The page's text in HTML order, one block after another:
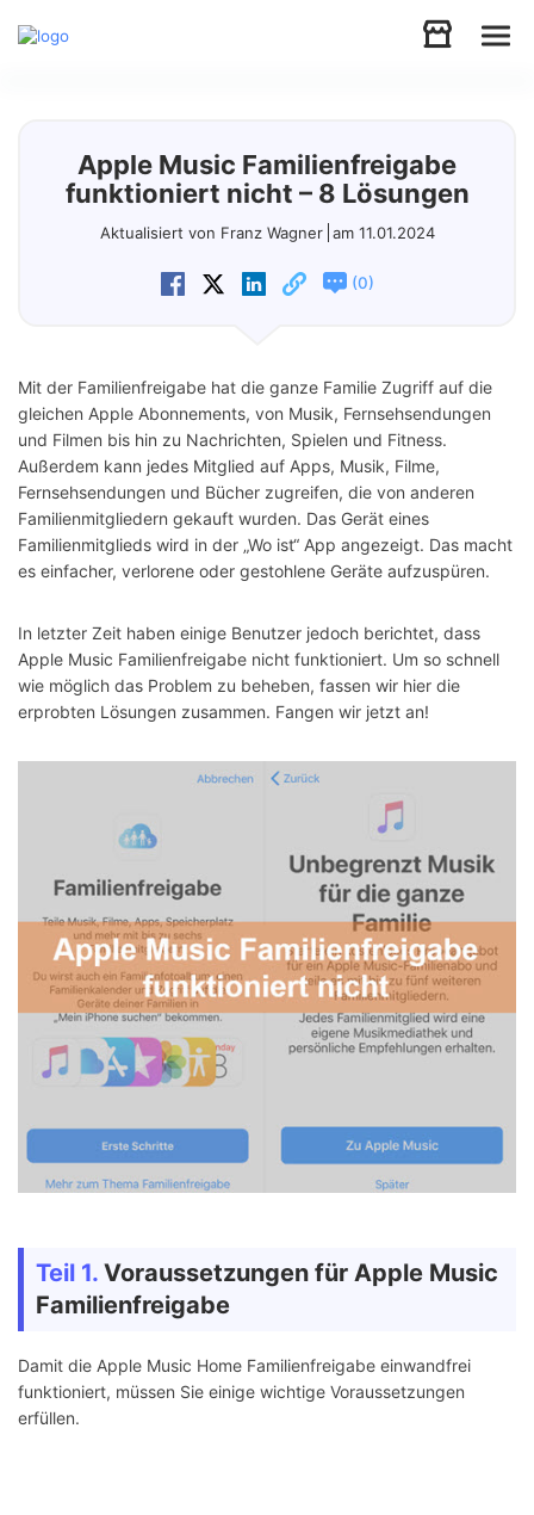
Video
Store
Apple Music Familienfreigabe
funktioniert nicht – 8 Lösungen
Aktualisiert von Franz Wagner am 11.01.2024
(0)
Mit der Familienfreigabe hat die ganze Familie Zugriff auf die
gleichen Apple Abonnements, von Musik, Fernsehsendungen
und Filmen bis hin zu Nachrichten, Spielen und Fitness.
Außerdem kann jedes Mitglied auf Apps, Musik, Filme,
Fernsehsendungen und Bücher zugreifen, die von anderen
Familienmitgliedern gekauft wurden. Das Gerät eines
Familienmitglieds wird in der „Wo ist“ App angezeigt. Das macht
es einfacher, verlorene oder gestohlene Geräte aufzuspüren.
In letzter Zeit haben einige Benutzer jedoch berichtet, dass
Apple Music Familienfreigabe nicht funktioniert. Um so schnell
wie möglich das Problem zu beheben, fassen wir hier die
erprobten Lösungen zusammen. Fangen wir jetzt an!
Teil 1. Voraussetzungen für Apple Music
Familienfreigabe
Damit die Apple Music Home Familienfreigabe einwandfrei
funktioniert, müssen Sie einige wichtige Voraussetzungen
erfüllen.